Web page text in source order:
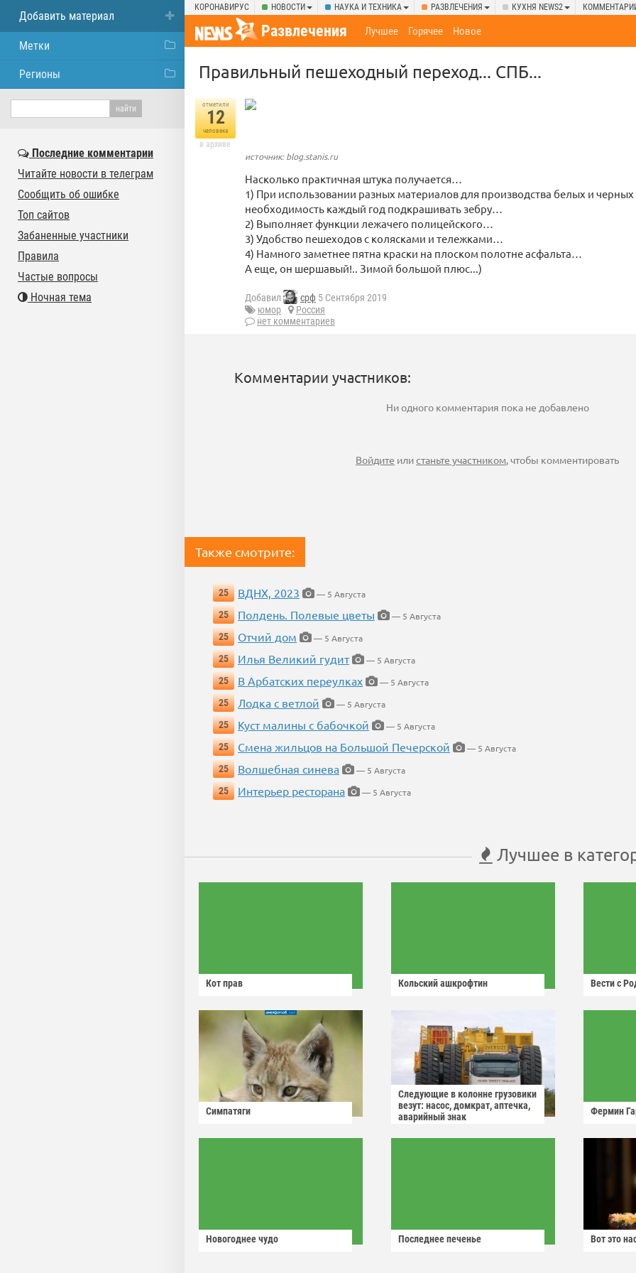
КОРОНАВИРУС НОВОСТИ НАУКА И ТЕХНИКА РАЗВЛЕЧЕНИЯ КУХНЯ NEWS2
Развлечения Лучшее Горячее Новое
Правильный пешеходный переход... СПБ...
отметили
12
человека
в архиве
источник: blog.stanis.ru
Насколько практичная штука получается…
1) При использовании разных материалов для производства белых и черных
необходимость каждый год подкрашивать зебру…
2) Выполняет функции лежачего полицейского…
3) Удобство пешеходов с колясками и тележками…
4) Намного заметнее пятна краски на плоском полотне асфальта…
А еще, он шершавый!.. Зимой большой плюс...)
Добавил срф 5 Сентября 2019
юмор
Россия
нет комментариев
Комментарии участников:
Ни одного комментария пока не добавлено
Войдите илистаньте участником, чтобы комментировать
Также смотрите:
25 ВДНХ, 2023
— 5 Августа
25
Полдень. Полевые цветы
— 5 Августа
25
Отчий дом
— 5 Августа
25
Илья Великий гудит
— 5 Августа
25
В Арбатских переулках
— 5 Августа
25
Лодка с ветлой
— 5 Августа
25
Куст малины с бабочкой
— 5 Августа
25
Смена жильцов на Большой Печерской
— 5 Августа
25
Волшебная синева
— 5 Августа
25
Интерьер ресторана — 5 Августа
Лучшее в
Кот прав Кольский ашкрофтин Вести с
Симпатяги
Следующие в колонне грузовики
везут: насос, домкрат, аптечка,
аварийный знак
Фермин
Новогоднее чудо Последнее печенье Вот это
Добавить материал
Метки
Регионы
Последние комментарии
Читайте новости в телеграм
Сообщить об ошибке
Топ сайтов
Забаненные участники
Правила
Частые вопросы
Ночная тема